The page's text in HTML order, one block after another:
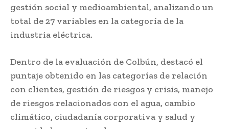
gestión social y medioambiental, analizando un
total de 27 variables en la categoría de la
industria eléctrica.
Dentro de la evaluación de Colbún, destacó el
puntaje obtenido en las categorías de relación
con clientes, gestión de riesgos y crisis, manejo
de riesgos relacionados con el agua, cambio
climático, ciudadanía corporativa y salud y